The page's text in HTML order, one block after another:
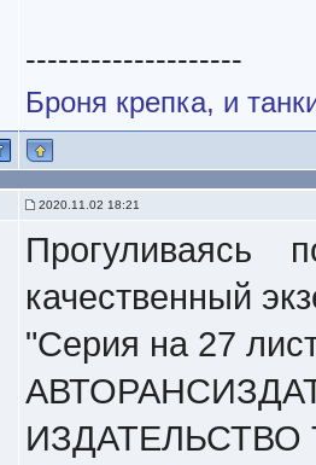
--------------------
Броня крепка, и
2020.11.02 18:21
Прогуливаясь
качественный
"Серия на 27